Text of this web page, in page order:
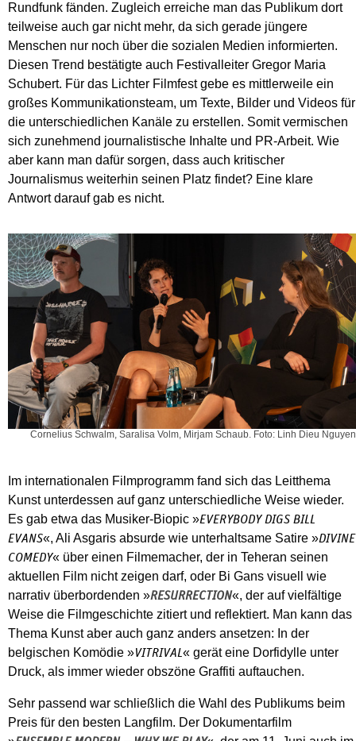
Rundfunk fänden. Zugleich erreiche man das Publikum dort
teilweise auch gar nicht mehr, da sich gerade jüngere
Menschen nur noch über die sozialen Medien informierten.
Diesen Trend bestätigte auch Festivalleiter Gregor Maria
Schubert. Für das Lichter Filmfest gebe es mittlerweile ein
großes Kommunikationsteam, um Texte, Bilder und Videos für
die unterschiedlichen Kanäle zu erstellen. Somit vermischen
sich zunehmend journalistische Inhalte und PR-Arbeit. Wie
aber kann man dafür sorgen, dass auch kritischer
Journalismus weiterhin seinen Platz findet? Eine klare
Antwort darauf gab es nicht.
Cornelius Schwalm, Saralisa Volm, Mirjam Schaub. Foto: Linh Dieu Nguyen
Im internationalen Filmprogramm fand sich das Leitthema
Kunst unterdessen auf ganz unterschiedliche Weise wieder.
Es gab etwa das Musiker-Biopic »EVERYBODY DIGS BILL
EVANS«, Ali Asgaris absurde wie unterhaltsame Satire »DIVINE
COMEDY« über einen Filmemacher, der in Teheran seinen
aktuellen Film nicht zeigen darf, oder Bi Gans visuell wie
narrativ überbordenden »RESURRECTION«, der auf vielfältige
Weise die Filmgeschichte zitiert und reflektiert. Man kann das
Thema Kunst aber auch ganz anders ansetzen: In der
belgischen Komödie »VITRIVAL« gerät eine Dorfidylle unter
Druck, als immer wieder obszöne Graffiti auftauchen.
Sehr passend war schließlich die Wahl des Publikums beim
Preis für den besten Langfilm. Der Dokumentarfilm